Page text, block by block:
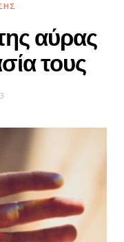
αύρας
τους